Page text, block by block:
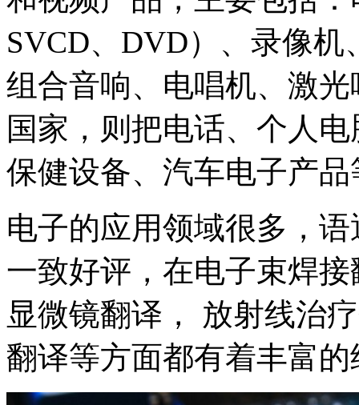
SVCD、DVD）、录像
组合音响、电唱机、激
国家，则把电话、个人
保健设备、汽车电子产
电子的应用领域很多，
一致好评，在电子束焊
显微镜翻译， 放射线治
翻译等方面都有着丰富的